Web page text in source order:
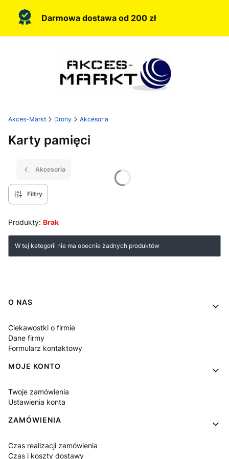
Darmowa dostawa od 200 zł
Akces-Markt Drony Akcesoria
Karty pamięci
Akcesoria
Filtry
Produkty: Brak
Lista produktów
W tej kategorii nie ma obecnie żadnych produktów
Linki w stopce
O NAS
Ciekawostki o firmie
Dane firmy
Formularz kontaktowy
MOJE KONTO
Twoje zamówienia
Ustawienia konta
ZAMÓWIENIA
Czas realizacji zamówienia
Czas i koszty dostawy